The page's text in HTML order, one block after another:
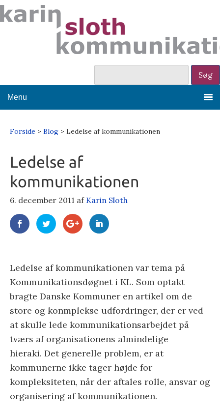
Menu
Forside > Blog > Ledelse af kommunikationen
Ledelse af
kommunikationen
6. december 2011 af Karin Sloth
Ledelse af kommunikationen var tema på
Kommunikationsdøgnet i KL. Som optakt
bragte Danske Kommuner en artikel om de
store og konmplekse udfordringer, der er ved
at skulle lede kommunikationsarbejdet på
tværs af organisationens almindelige
hieraki. Det generelle problem, er at
kommunerne ikke tager højde for
kompleksiteten, når der aftales rolle, ansvar og
organisering af kommunikationen.